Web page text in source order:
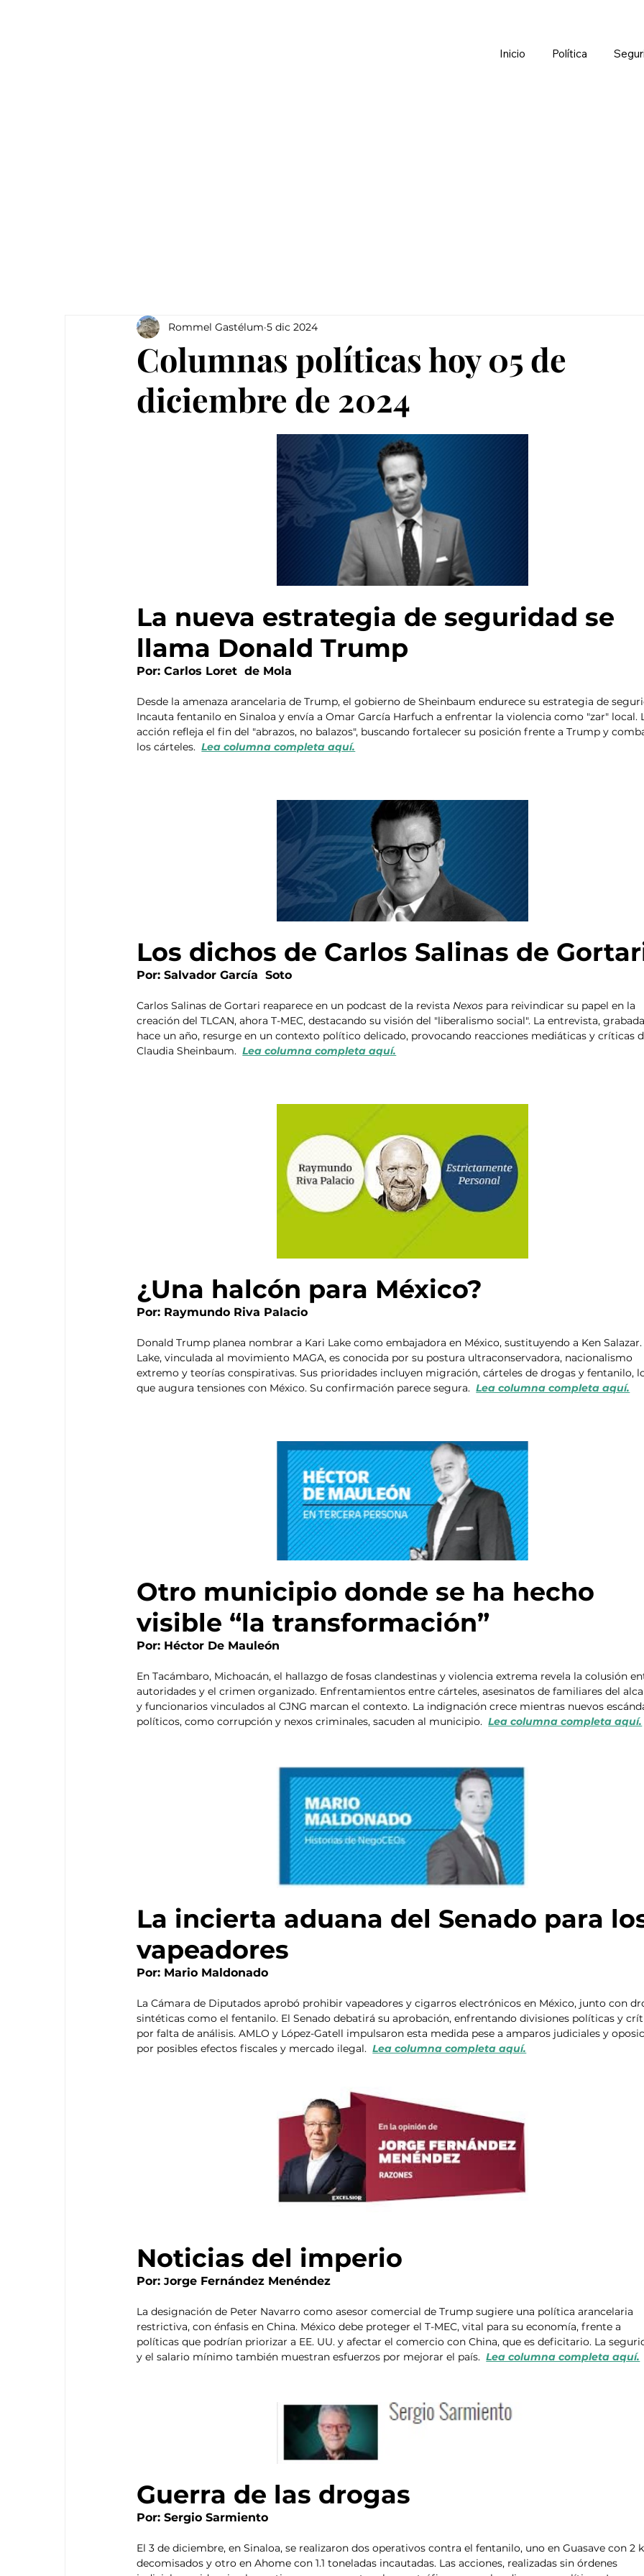
Inicio Política
Columnas políticas hoy 05 de
diciembre de 2024
Rommel Gastélum 5 dic 2024
La nueva estrategia de seguridad se
llama Donald Trump
Por: Carlos Loret  de Mola
Desde la amenaza arancelaria de Trump, el gobierno de Sheinbaum endurece su estrategia de
Incauta fentanilo en Sinaloa y envía a Omar García Harfuch a enfrentar la violencia como "zar" local.
acción refleja el fin del "abrazos, no balazos", buscando fortalecer su posición frente a Trump y
los cárteles. Lea columna completa aquí.
Los dichos de Carlos Salinas de
Por: Salvador García  Soto
Carlos Salinas de Gortari reaparece en un podcast de la revista Nexos para reivindicar su papel en la
creación del TLCAN, ahora T-MEC, destacando su visión del "liberalismo social". La entrevista,
hace un año, resurge en un contexto político delicado, provocando reacciones mediáticas y críticas
Claudia Sheinbaum. Lea columna completa aquí.
¿Una halcón para México?
Por: Raymundo Riva Palacio
Donald Trump planea nombrar a Kari Lake como embajadora en México, sustituyendo a Ken
Lake, vinculada al movimiento MAGA, es conocida por su postura ultraconservadora, nacionalismo
extremo y teorías conspirativas. Sus prioridades incluyen migración, cárteles de drogas y fentanilo,
que augura tensiones con México. Su confirmación parece segura. Lea columna completa aquí.
Otro municipio donde se ha hecho
visible “la transformación”
Por: Héctor De Mauleón
En Tacámbaro, Michoacán, el hallazgo de fosas clandestinas y violencia extrema revela la colusión
autoridades y el crimen organizado. Enfrentamientos entre cárteles, asesinatos de familiares del
y funcionarios vinculados al CJNG marcan el contexto. La indignación crece mientras nuevos
políticos, como corrupción y nexos criminales, sacuden al municipio. Lea columna completa aquí.
La incierta aduana del Senado para
vapeadores
Por: Mario Maldonado
La Cámara de Diputados aprobó prohibir vapeadores y cigarros electrónicos en México, junto con
sintéticas como el fentanilo. El Senado debatirá su aprobación, enfrentando divisiones políticas y
por falta de análisis. AMLO y López-Gatell impulsaron esta medida pese a amparos judiciales y
por posibles efectos fiscales y mercado ilegal. Lea columna completa aquí.
Noticias del imperio
Por: Jorge Fernández Menéndez
La designación de Peter Navarro como asesor comercial de Trump sugiere una política arancelaria
restrictiva, con énfasis en China. México debe proteger el T-MEC, vital para su economía, frente a
políticas que podrían priorizar a EE. UU. y afectar el comercio con China, que es deficitario. La
y el salario mínimo también muestran esfuerzos por mejorar el país. Lea columna completa aquí.
Guerra de las drogas
Por: Sergio Sarmiento
El 3 de diciembre, en Sinaloa, se realizaron dos operativos contra el fentanilo, uno en Guasave con 2
decomisados y otro en Ahome con 1.1 toneladas incautadas. Las acciones, realizadas sin órdenes